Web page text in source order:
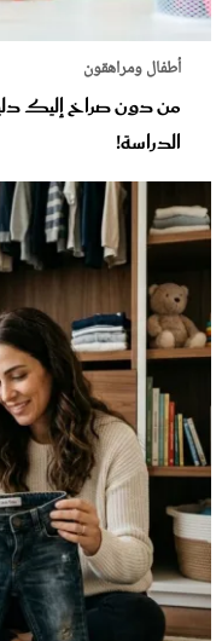
أطفال ومراهقون
من دون صراخ إليك
الدراسة!